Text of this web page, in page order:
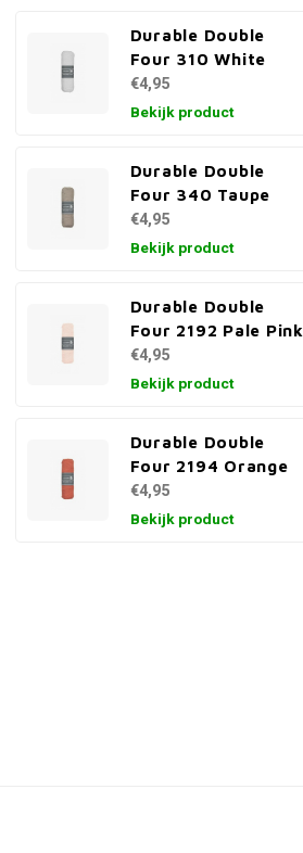
Durable Double
Four 310 White
€4,95
Bekijk product
Durable Double
Four 340 Taupe
€4,95
Bekijk product
Durable Double
Four 2192 Pale Pink
€4,95
Bekijk product
Durable Double
Four 2194 Orange
€4,95
Bekijk product